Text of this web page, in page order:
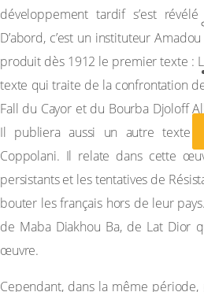
développement tardif s’est
D’abord, c’est un instituteur
produit dès 1912 le premier texte :
texte qui traite de la confrontation
Fall du Cayor et du Bourba Djoloff
Il publiera aussi un autre texte
Coppolani. Il relate dans cette
persistants et les tentatives de
bouter les français hors de leur
de Maba Diakhou Ba, de Lat Dior
œuvre.
Cependant, dans la même